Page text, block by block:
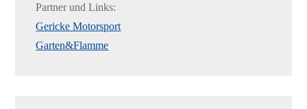
Partner und Links:
Gericke Motorsport
Garten&Flamme